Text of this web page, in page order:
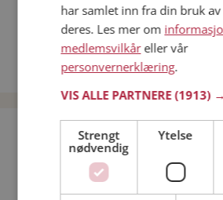
Menn fra Trondheim
Date kvinner i Norge
Date menn i Norge
Bli medlem
Jeg er en: Mann
har samlet inn fra din bruk
deres. Les mer om
medlemsvilkåreller vår
personvernerklæring.
VIS ALLE PARTNERE(1913) →
Strengt
nødvendig
Ytelse